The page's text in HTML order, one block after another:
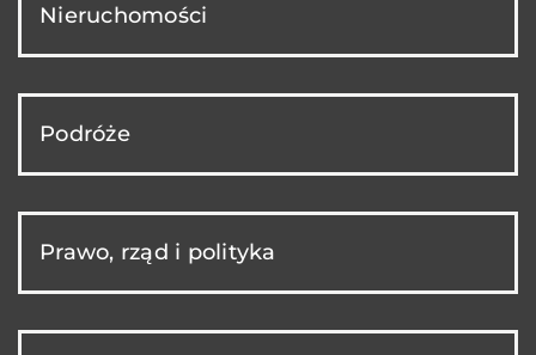
Nieruchomości
Podróże
Prawo, rząd i polityka